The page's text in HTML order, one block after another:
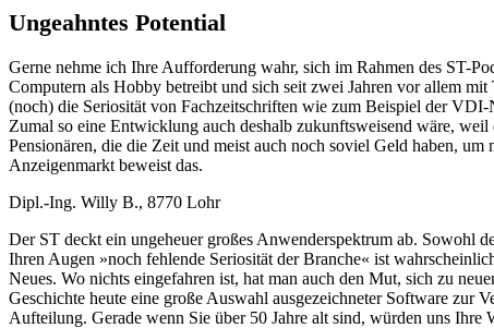
Ungeahntes Potential
Gerne nehme ich Ihre Aufforderung wahr, sich im Rahmen des ST-
Computern als Hobby betreibt und sich seit zwei Jahren vor allem
(noch) die Seriosität von Fachzeitschriften wie zum Beispiel der
Zumal so eine Entwicklung auch deshalb zukunftsweisend wäre,
Pensionären, die die Zeit und meist auch noch soviel Geld haben,
Anzeigenmarkt beweist das.
Dipl.-Ing. Willy B., 8770 Lohr
Der ST deckt ein ungeheuer großes Anwenderspektrum ab. Sowohl
Ihren Augen »noch fehlende Seriosität der Branche« ist
Neues. Wo nichts eingefahren ist, hat man auch den Mut, sich zu
Geschichte heute eine große Auswahl ausgezeichneter Software zur
Aufteilung. Gerade wenn Sie über 50 Jahre alt sind, würden uns Ihre